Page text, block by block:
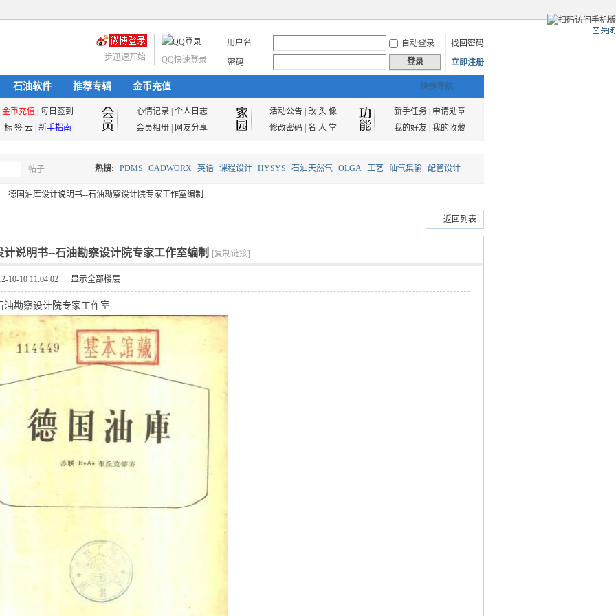
用户名 自动登录
找回密码
密码
登录 立即注册
QQ快速登录
一步迅速开始
快捷导航
石油软件 推荐专辑 金币充值
金币充值 每日签到 心情记录 个人日志 活动公告| 改 头 像 新手任务|
申请勋章
标 签 云 新手指南 会员相册 网友分享 修改密码| 名 人 堂 我的好友| 我的收藏
帖子
搜
索
热搜: PDMS CADWORX 英语 课程设计 HYSYS 石油天然气 OLGA 工艺 油气集输 配管设计
油气储运
德国油库设计说明书--石油勘察设计院专家工作室编制
返回列表
计说明书--石油勘察设计院专家工作室编制 [复制链接]
10-10 11:04:02 显示全部楼层
油勘察设计院专家工作室